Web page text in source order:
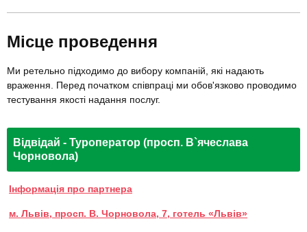
Місце проведення
Ми ретельно підходимо до вибору компаній, які надають
враження. Перед початком співпраці ми обов'язково проводимо
тестування якості надання послуг.
Відвідай - Туроператор (просп. В`ячеслава
Чорновола)
Інформація про партнера
м. Львів, просп. В. Чорновола, 7, готель «Львів»